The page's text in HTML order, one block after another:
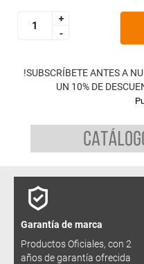
+
-
+
-
!SUBSCRÍBETE ANTES A
UN 10% DE
Garantía de marca
Productos Oficiales, con 2
años de garantía ofrecida